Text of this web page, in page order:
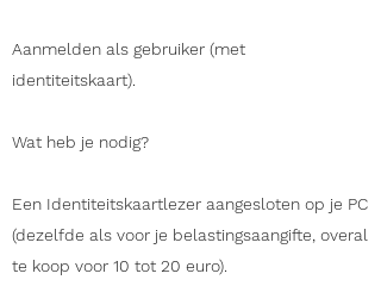
Aanmelden als gebruiker (met
identiteitskaart).
Wat heb je nodig?
Een Identiteitskaartlezer aangesloten op je PC
(dezelfde als voor je belastingsaangifte, overal
te koop voor 10 tot 20 euro).